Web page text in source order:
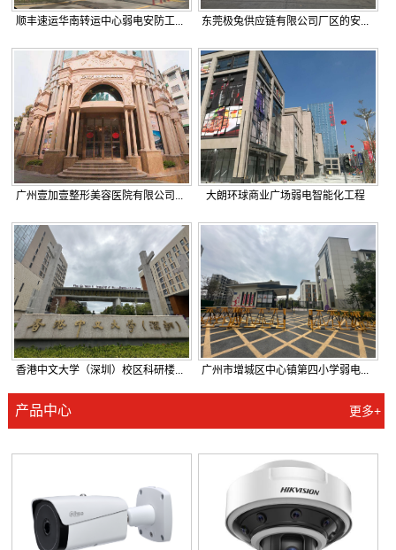
顺丰速运华南转运中心弱电安防工... 东莞极兔供应链有限公司厂区的安...
广州壹加壹整形美容医院有限公司... 大朗环球商业广场弱电智能化工程
香港中文大学（深圳）校区科研楼... 广州市增城区中心镇第四小学弱电...
产品中心 更多+